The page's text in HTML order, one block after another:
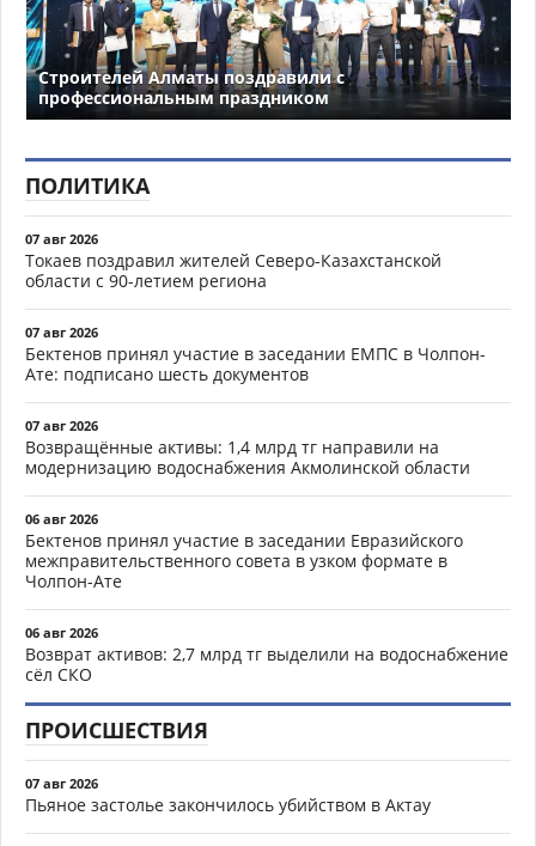
Строителей Алматы поздравили с
профессиональным праздником
ПОЛИТИКА
07 авг 2026
Токаев поздравил жителей Северо-Казахстанской
области с 90-летием региона
07 авг 2026
Бектенов принял участие в заседании ЕМПС в Чолпон-
Ате: подписано шесть документов
07 авг 2026
Возвращённые активы: 1,4 млрд тг направили на
модернизацию водоснабжения Акмолинской области
06 авг 2026
Бектенов принял участие в заседании Евразийского
межправительственного совета в узком формате в
Чолпон-Ате
06 авг 2026
Возврат активов: 2,7 млрд тг выделили на водоснабжение
сёл СКО
ПРОИСШЕСТВИЯ
07 авг 2026
Пьяное застолье закончилось убийством в Актау